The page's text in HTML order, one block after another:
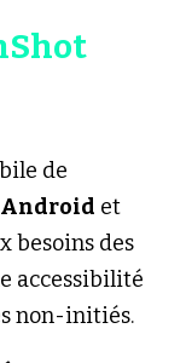
de
Android
besoins des
accessibilité
non-initiés.